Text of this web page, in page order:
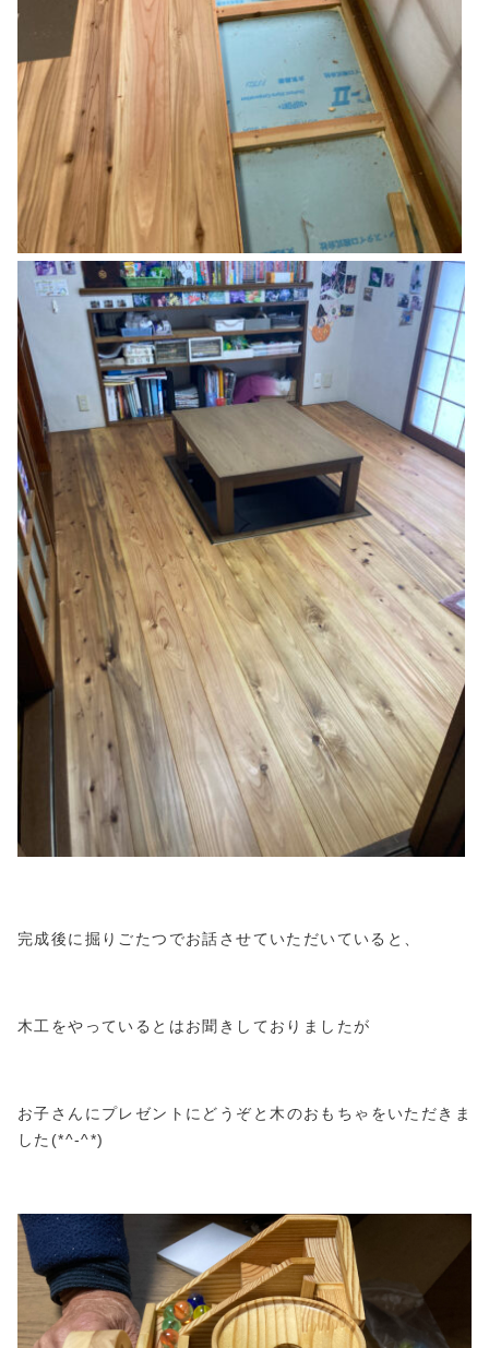
完成後に掘りごたつでお話させていただいていると、
木工をやっているとはお聞きしておりましたが
お子さんにプレゼントにどうぞと木のおもちゃをいただきま
した(*^-^*)